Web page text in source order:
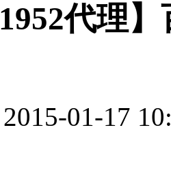
1952代理
01-17